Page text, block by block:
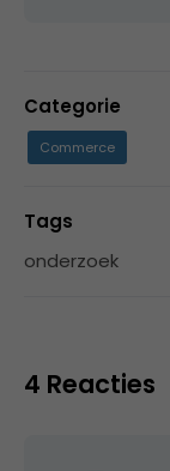
Categorie
Commerce
Tags
onderzoek
4 Reacties